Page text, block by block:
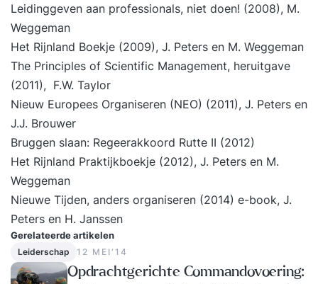
Leidinggeven aan professionals, niet doen! (2008), M.
Weggeman
Het Rijnland Boekje (2009), J. Peters en M. Weggeman
The Principles of Scientific Management, heruitgave
(2011), F.W. Taylor
Nieuw Europees Organiseren (NEO) (2011), J. Peters en
J.J. Brouwer
Bruggen slaan: Regeerakkoord Rutte II (2012)
Het Rijnland Praktijkboekje (2012), J. Peters en M.
Weggeman
Nieuwe Tijden, anders organiseren (2014) e-book, J.
Peters en H. Janssen
Gerelateerde artikelen
Leiderschap 12 MEI‘14
Opdrachtgerichte Commandovoering: